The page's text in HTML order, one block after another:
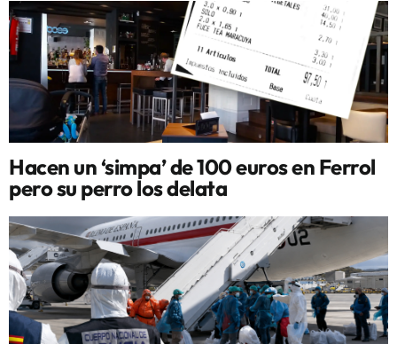
Hacen un ‘simpa’ de 100 euros en Ferrol
pero su perro los delata